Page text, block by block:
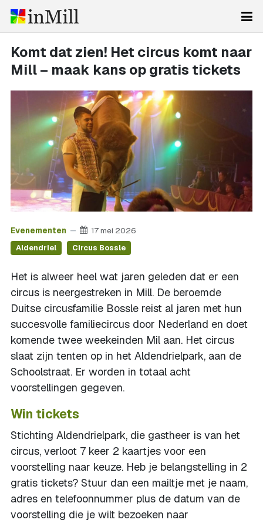
Komt dat zien! Het circus komt naar
Mill – maak kans op gratis tickets
Evenementen 17 mei 2026
Aldendriel Circus Bossle
Het is alweer heel wat jaren geleden dat er een
circus is neergestreken in Mill. De beroemde
Duitse circusfamilie Bossle reist al jaren met hun
succesvolle familiecircus door Nederland en doet
komende twee weekeinden Mil aan. Het circus
slaat zijn tenten op in het Aldendrielpark, aan de
Schoolstraat. Er worden in totaal acht
voorstellingen gegeven.
Win tickets
Stichting Aldendrielpark, die gastheer is van het
circus, verloot 7 keer 2 kaartjes voor een
voorstelling naar keuze. Heb je belangstelling in 2
gratis tickets? Stuur dan een mailtje met je naam,
adres en telefoonnummer plus de datum van de
voorstelling die je wilt bezoeken naar